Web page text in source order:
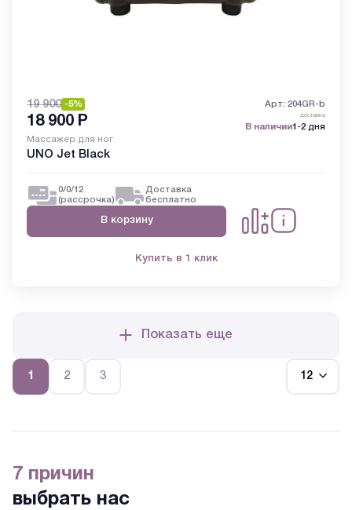
19 900 -5% Арт: 204GR-b
18 900 Р доставка
В наличии1-2 дня
Массажер для ног
UNO Jet Black
0/0/12
(рассрочка)
Доставка
бесплатно
В корзину
Купить в 1 клик
1 2 3
Показать еще
7 причин
выбрать нас